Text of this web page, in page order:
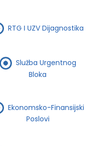
RTG I UZV Dijagnostika
Služba Urgentnog
Bloka
Ekonomsko-Finansijski
Poslovi